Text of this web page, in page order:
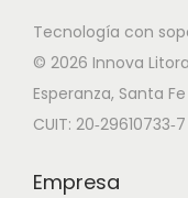
Tecnología con
© 2026 Innova
Esperanza, Santa
CUIT: 20‑29610733‑7
Empresa